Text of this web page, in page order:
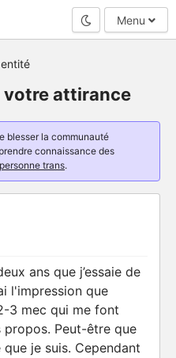
Mode nuit
Menu
votre attirance
blesser la communauté
connaissance des
trans.
ans que j’essaie de
l'impression que
3 mec qui me font
Peut-être que
je suis. Cependant